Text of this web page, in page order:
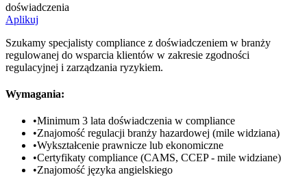
doświadczenia
Aplikuj
Szukamy specjalisty compliance z doświadczeniem w branży
regulowanej do wsparcia klientów w zakresie zgodności
regulacyjnej i zarządzania ryzykiem.
Wymagania:
•Minimum 3 lata doświadczenia w compliance
•Znajomość regulacji branży hazardowej (mile widziana)
•Wykształcenie prawnicze lub ekonomiczne
•Certyfikaty compliance (CAMS, CCEP - mile widziane)
•Znajomość języka angielskiego